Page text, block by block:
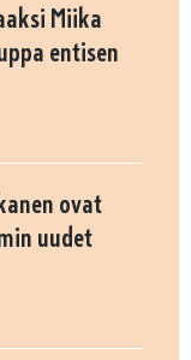
Miika
entisen
ovat
uudet